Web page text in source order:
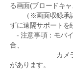
る画面(ブロードキ
（※画面収録承諾
ずに遠隔サポートを
- 注意事項：モバ
合、
カメラ映像を
があります。